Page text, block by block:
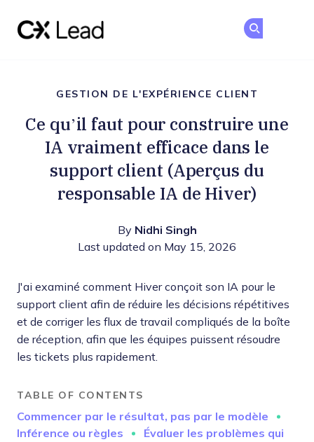
GESTION DE L'EXPÉRIENCE CLIENT
Ce qu’il faut pour construire une
IA vraiment efficace dans le
support client (Aperçus du
responsable IA de Hiver)
By Nidhi Singh
Last updated on May 15, 2026
J'ai examiné comment Hiver conçoit son IA pour le
support client afin de réduire les décisions répétitives
et de corriger les flux de travail compliqués de la boîte
de réception, afin que les équipes puissent résoudre
les tickets plus rapidement.
TABLE OF CONTENTS
Commencer par le résultat, pas par le modèle
Inférence ou règles
Évaluer les problèmes qui